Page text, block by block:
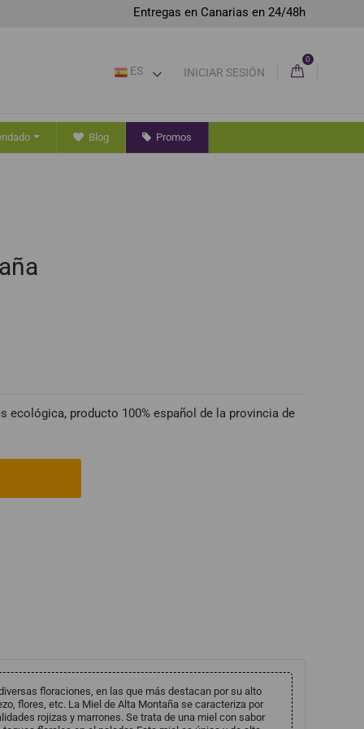
Entregas en Canarias en 24/48h
ES INICIAR SESIÓN
0
Blog Promos
ecológica, producto 100% español de la provincia de
floraciones, en las que más destacan por su alto
flores, etc. La Miel de Alta Montaña se caracteriza por
rojizas y marrones. Se trata de una miel con sabor